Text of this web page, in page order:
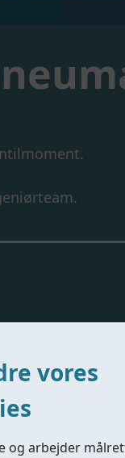
vores
og arbejder